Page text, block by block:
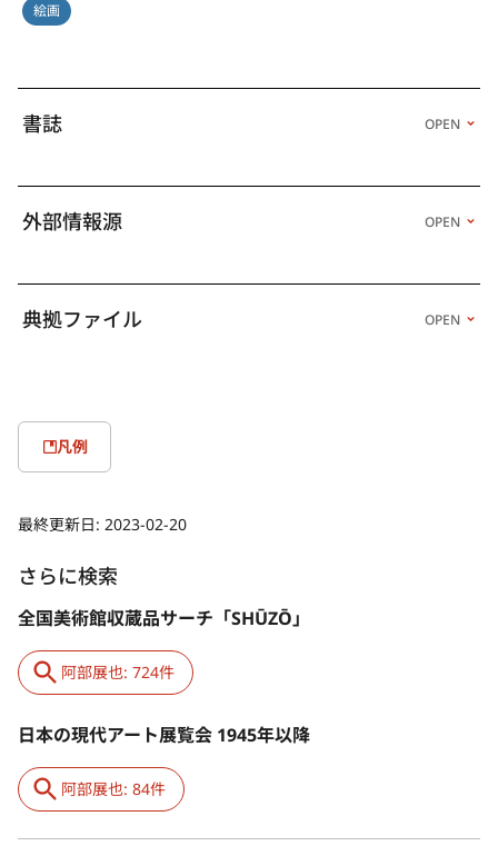
絵画
書誌 OPEN
外部情報源 OPEN
典拠ファイル OPEN
凡例
最終更新日: 2023-02-20
さらに検索
全国美術館収蔵品サーチ「SHŪZŌ」
阿部展也: 724件
日本の現代アート展覧会 1945年以降
阿部展也: 84件